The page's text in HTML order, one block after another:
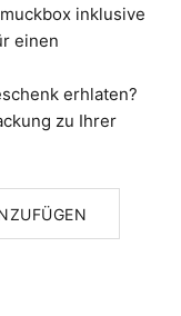
inklusive
einen
erhlaten?
zu Ihrer